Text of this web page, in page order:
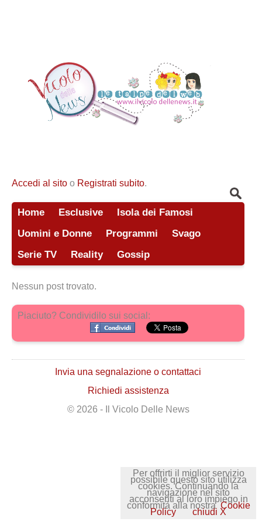
Accedi al sito o Registrati subito.
Home Esclusive
Isola dei Famosi
Uomini e Donne
Programmi
Svago
Serie TV
Reality Gossip
Nessun post trovato.
Piaciuto? Condividilo sui social:
Invia una segnalazione o contattaci
Richiedi assistenza
© 2026 - Il Vicolo Delle News
Per offrirti il miglior servizio
possibile questo sito utilizza
cookies. Continuando la
navigazione nel sito
acconsenti al loro impiego in
conformità alla nostra Cookie
Policy chiudi X